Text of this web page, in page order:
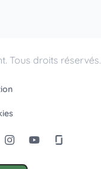
Tous droits réservés.